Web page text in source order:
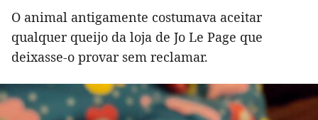
O animal antigamente costumava aceitar
qualquer queijo da loja de Jo Le Page que
deixasse-o provar sem reclamar.